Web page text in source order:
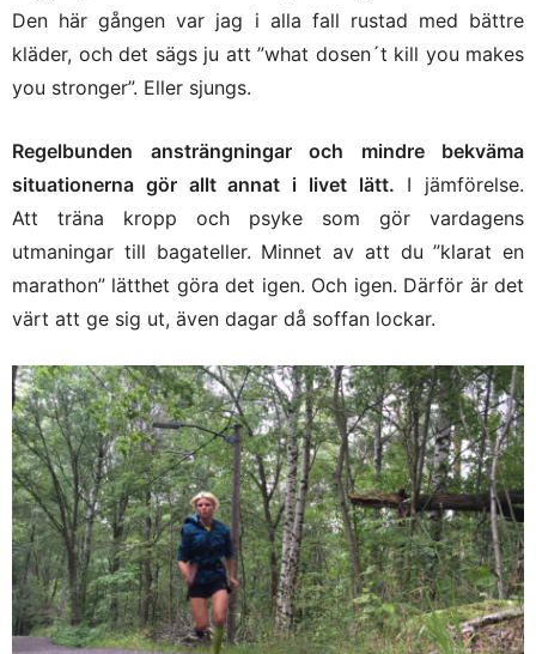
Den här gången var jag i alla fall rustad med bättre
kläder, och det sägs ju att ”what dosen´t kill you makes
you stronger”. Eller sjungs.
Regelbunden ansträngningar och mindre bekväma
situationerna gör allt annat i livet lätt. I jämförelse.
Att träna kropp och psyke som gör vardagens
utmaningar till bagateller. Minnet av att du ”klarat en
marathon” lätthet göra det igen. Och igen. Därför är det
värt att ge sig ut, även dagar då soffan lockar.